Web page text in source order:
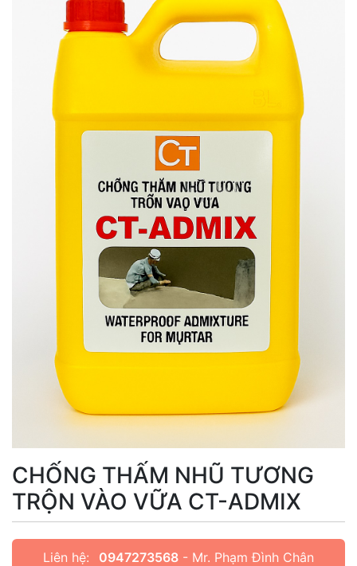
CHỐNG THẤM NHŨ TƯƠNG
TRỘN VÀO VỮA CT-ADMIX
Liên hệ: 0947273568 - Mr. Phạm Đình Chân